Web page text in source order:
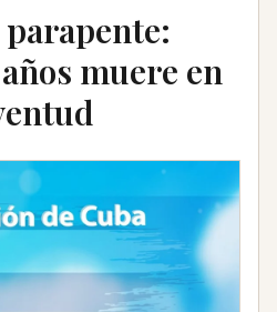
muere en